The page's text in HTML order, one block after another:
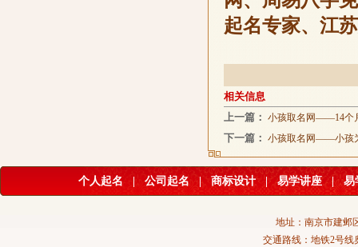
起名专家、江
相关信息
上一篇： 小孩取名网——14个
下一篇： 小孩取名网——小孩
个人起名 公司起名 | 商标设计 | 易学讲座 | 易
地址：南京市建邺
交通路线：地铁2号线